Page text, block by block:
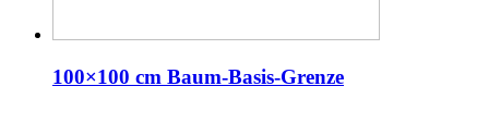
100×100 cm Baum-Basis-Grenze